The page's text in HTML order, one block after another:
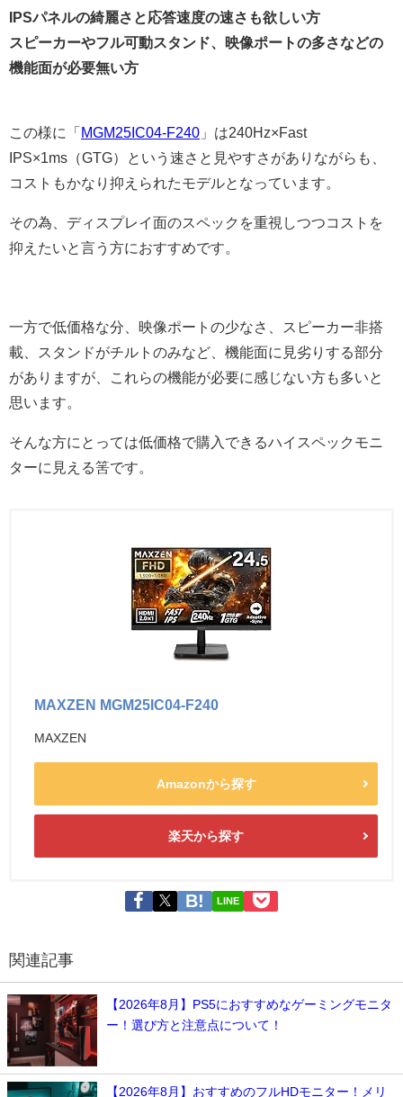
IPSパネルの綺麗さと応答速度の速さも欲しい方
スピーカーやフル可動スタンド、映像ポートの多さなどの
機能面が必要無い方
この様に「MGM25IC04-F240 」は240Hz×Fast
IPS×1ms（GTG）という速さと見やすさがありながらも、
コストもかなり抑えられたモデルとなっています。
その為、ディスプレイ面のスペックを重視しつつコストを
抑えたいと言う方におすすめです。
一方で低価格な分、映像ポートの少なさ、スピーカー非搭
載、スタンドがチルトのみなど、機能面に見劣りする部分
がありますが、これらの機能が必要に感じない方も多いと
思います。
そんな方にとっては低価格で購入できるハイスペックモニ
ターに見える筈です。
MAXZEN MGM25IC04-F240
MAXZEN
Amazonから探す
楽天から探す
LINE
関連記事
【2026年8月】PS5におすすめなゲーミングモニタ
ー！選び方と注意点について！
【2026年8月】おすすめのフルHDモニター！メリ